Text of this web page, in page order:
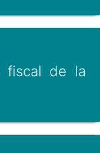
fiscal de la